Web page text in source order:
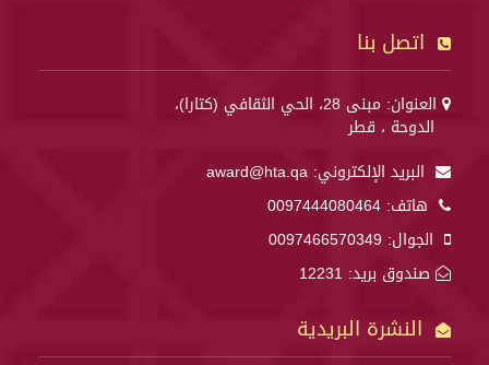
اتصل بنا
العنوان: مبنى 28، الحي الثقافي (كتارا)،
الدوحة ، قطر
البريد الإلكتروني: award@hta.qa
هاتف: 0097444080464
الجوال: 0097466570349
صندوق بريد: 12231
النشرة البريدية